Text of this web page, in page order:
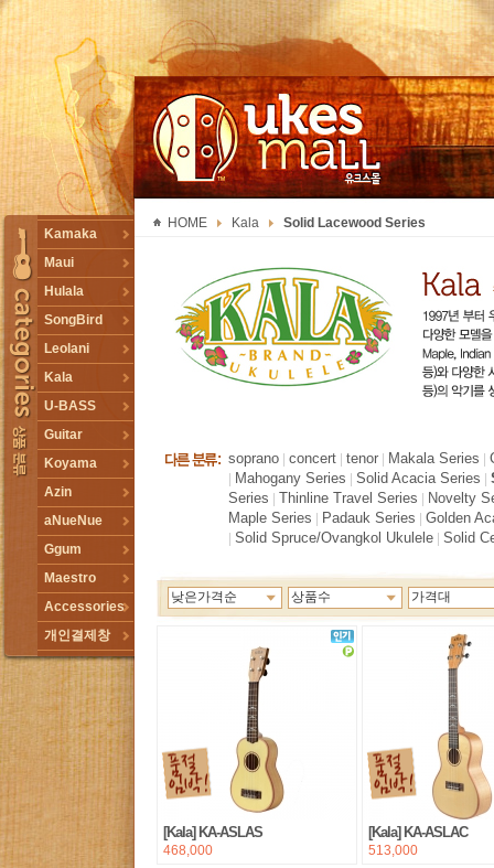
TOGGLE
Kamaka
Maui
Hulala
SongBird
Leolani
Kala
U-BASS
Guitar
Koyama
Azin
aNueNue
Ggum
Maestro
Accessories
개인결제창
HOME Kala Solid Lacewood Series
soprano concert tenor Makala Series
Mahogany Series Solid Acacia Series
Series
Thinline Travel Series
Novelty
Maple Series
Padauk Series Golden
Solid Spruce/Ovangkol Ukulele Solid
낮은가격순 상품수 가격대
[Kala] KA-ASLAS
468,000
[Kala] KA-ASLAC
513,000